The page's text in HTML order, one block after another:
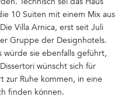
Technisch sei das Haus
10 Suiten mit einem Mix aus
Villa Arnica, erst seit Juli
Gruppe der Designhotels.
würde sie ebenfalls geführt,
wünscht sich für
zur Ruhe kommen, in eine
finden können.